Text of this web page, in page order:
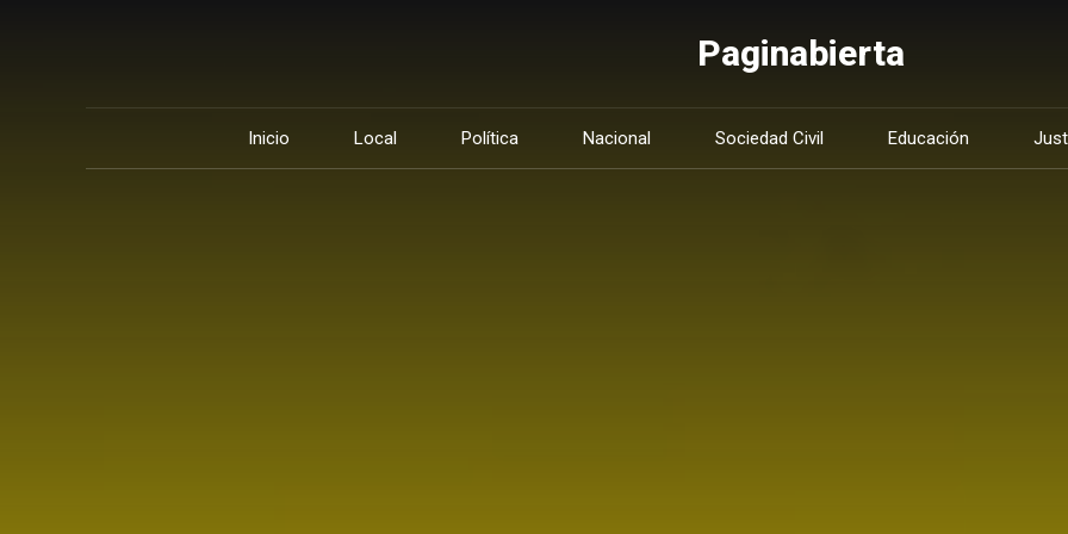
Paginabierta
Inicio Local Política Nacional Sociedad Civil Educación